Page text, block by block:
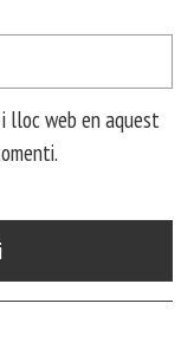
lloc web en aquest